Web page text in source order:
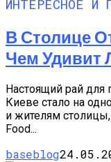
ИНТЕРЕСНОЕ И
В Столице
Чем Удивит
Настоящий рай для
Киеве стало на
и жителям
Food...
baseblog